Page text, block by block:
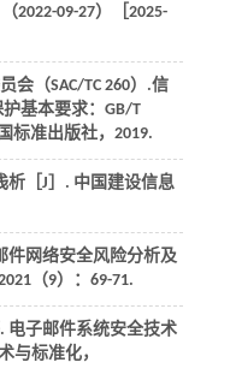
2022-09-27）［2025-
会（SAC/TC 260）.信
基本要求：GB/T
标准出版社， 2019.
析［J］. 中国建设信息
件网络安全风险分析及
（9）：69-71.
. 电子邮件系统安全技术
与标准化，